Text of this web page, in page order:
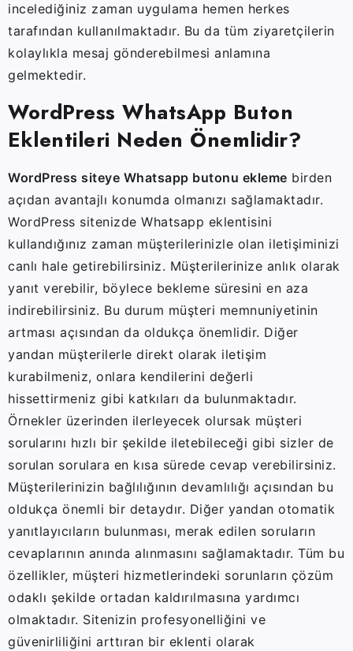
incelediğiniz zaman uygulama hemen herkes
tarafından kullanılmaktadır. Bu da tüm ziyaretçilerin
kolaylıkla mesaj gönderebilmesi anlamına
gelmektedir.
WordPress WhatsApp Buton
Eklentileri Neden Önemlidir?
WordPress siteye Whatsapp butonu ekleme birden
açıdan avantajlı konumda olmanızı sağlamaktadır.
WordPress sitenizde Whatsapp eklentisini
kullandığınız zaman müşterilerinizle olan iletişiminizi
canlı hale getirebilirsiniz. Müşterilerinize anlık olarak
yanıt verebilir, böylece bekleme süresini en aza
indirebilirsiniz. Bu durum müşteri memnuniyetinin
artması açısından da oldukça önemlidir. Diğer
yandan müşterilerle direkt olarak iletişim
kurabilmeniz, onlara kendilerini değerli
hissettirmeniz gibi katkıları da bulunmaktadır.
Örnekler üzerinden ilerleyecek olursak müşteri
sorularını hızlı bir şekilde iletebileceği gibi sizler de
sorulan sorulara en kısa sürede cevap verebilirsiniz.
Müşterilerinizin bağlılığının devamlılığı açısından bu
oldukça önemli bir detaydır. Diğer yandan otomatik
yanıtlayıcıların bulunması, merak edilen soruların
cevaplarının anında alınmasını sağlamaktadır. Tüm bu
özellikler, müşteri hizmetlerindeki sorunların çözüm
odaklı şekilde ortadan kaldırılmasına yardımcı
olmaktadır. Sitenizin profesyonelliğini ve
güvenirliliğini arttıran bir eklenti olarak